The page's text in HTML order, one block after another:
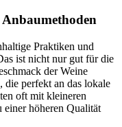
Praktiken und
ist nicht nur gut für die
der Weine
perfekt an das lokale
oft mit kleineren
einer höheren Qualität